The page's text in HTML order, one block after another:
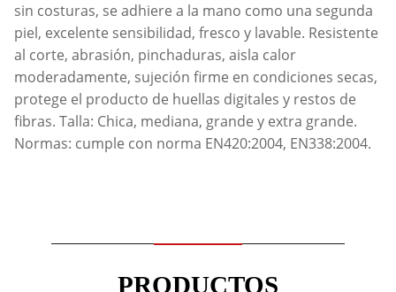
sin costuras, se adhiere a la mano como una segunda
piel, excelente sensibilidad, fresco y lavable. Resistente
al corte, abrasión, pinchaduras, aisla calor
moderadamente, sujeción firme en condiciones secas,
protege el producto de huellas digitales y restos de
fibras. Talla: Chica, mediana, grande y extra grande.
Normas: cumple con norma EN420:2004, EN338:2004.
PRODUCTOS